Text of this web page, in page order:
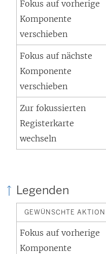
Fokus auf vorherige
Komponente
verschieben
Fokus auf nächste
Komponente
verschieben
Zur fokussierten
Registerkarte
wechseln
Legenden
GEWÜNSCHTE AKTION
Fokus auf vorherige
Komponente